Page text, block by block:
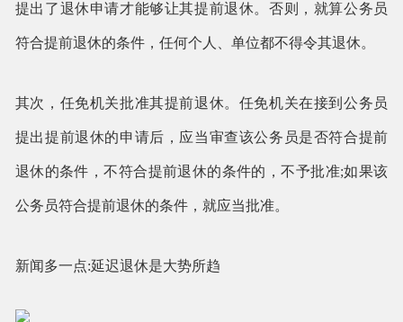
提出了退休申请才能够让其提前退休。否则，就算公务员
符合提前退休的条件，任何个人、单位都不得令其退休。
其次，任免机关批准其提前退休。任免机关在接到公务员
提出提前退休的申请后，应当审查该公务员是否符合提前
退休的条件，不符合提前退休的条件的，不予批准;如果该
公务员符合提前退休的条件，就应当批准。
新闻多一点:延迟退休是大势所趋